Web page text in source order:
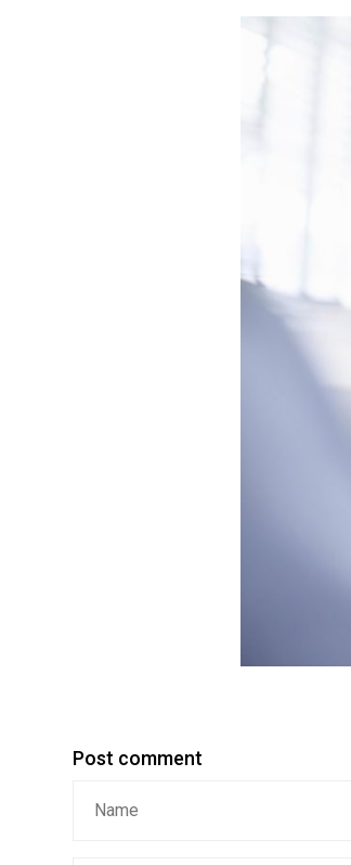
Post comment